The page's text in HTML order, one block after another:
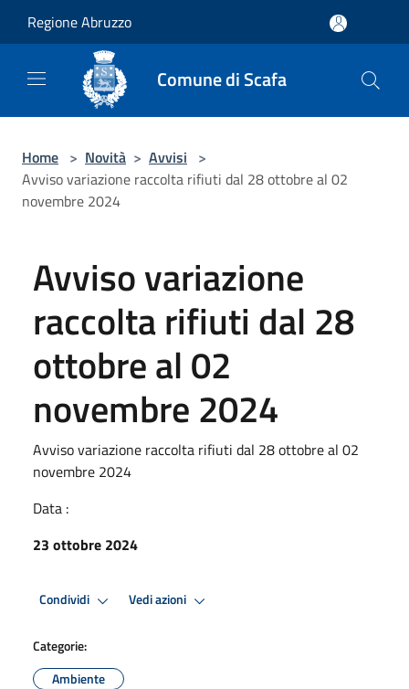
Regione Abruzzo
Comune di Scafa
Home > Novità > Avvisi >
Avviso variazione raccolta rifiuti dal 28 ottobre al 02
novembre 2024
Avviso variazione
raccolta rifiuti dal 28
ottobre al 02
novembre 2024
Avviso variazione raccolta rifiuti dal 28 ottobre al 02
novembre 2024
Data :
23 ottobre 2024
Condividi Vedi azioni
Categorie:
Ambiente